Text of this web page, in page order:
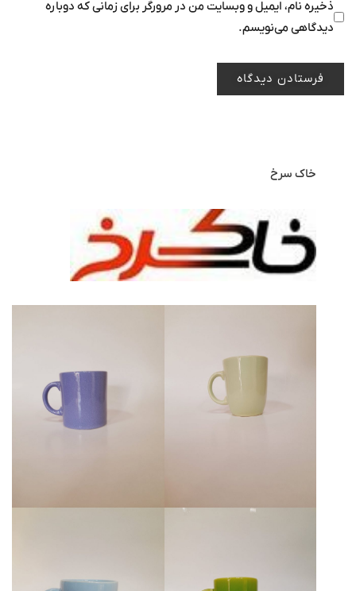
ذخیره نام، ایمیل و وبسایت من در مرورگر برای زمانی که دوباره
دیدگاهی می‌نویسم.
خاک سرخ